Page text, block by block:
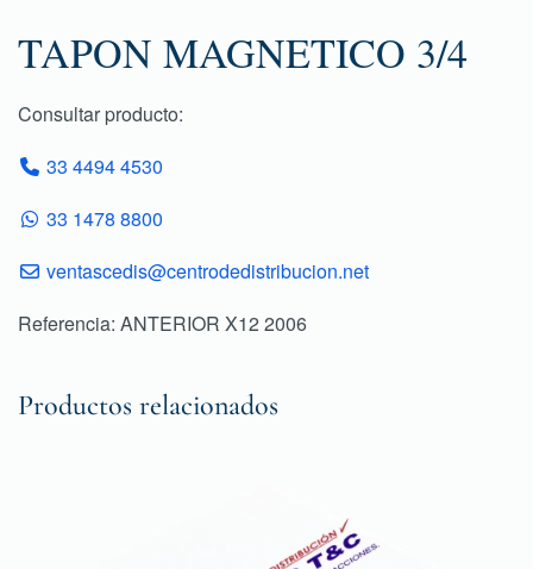
TAPON MAGNETICO 3/4
Consultar producto:
33 4494 4530
33 1478 8800
ventascedis@centrodedistribucion.net
Referencia: ANTERIOR X12 2006
Productos relacionados